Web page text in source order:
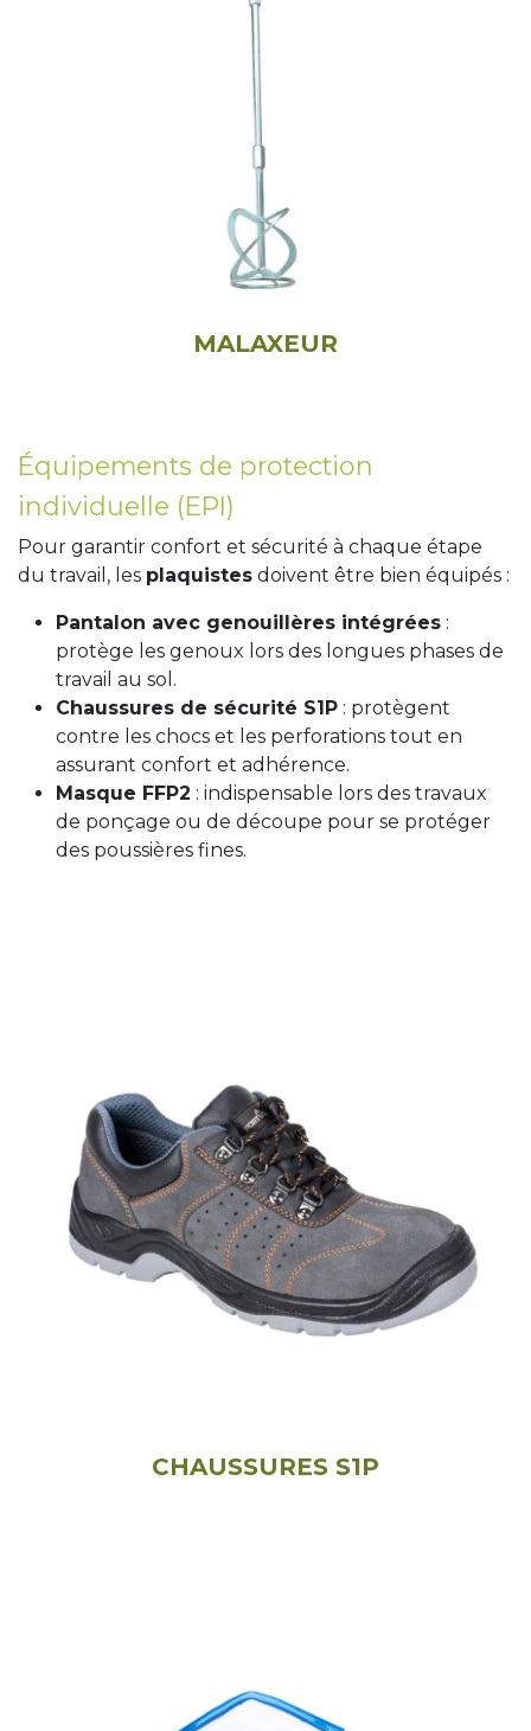
MALAXEUR
Équipements de protection
individuelle (EPI)
Pour garantir confort et sécurité à chaque étape
du travail, les plaquistes doivent être bien équipés :
Pantalon avec genouillères intégrées :
protège les genoux lors des longues phases de
travail au sol.
Chaussures de sécurité S1P : protègent
contre les chocs et les perforations tout en
assurant confort et adhérence.
Masque FFP2 : indispensable lors des travaux
de ponçage ou de découpe pour se protéger
des poussières fines.
CHAUSSURES S1P